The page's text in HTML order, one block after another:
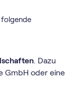
folgende
. Dazu
GmbH oder eine